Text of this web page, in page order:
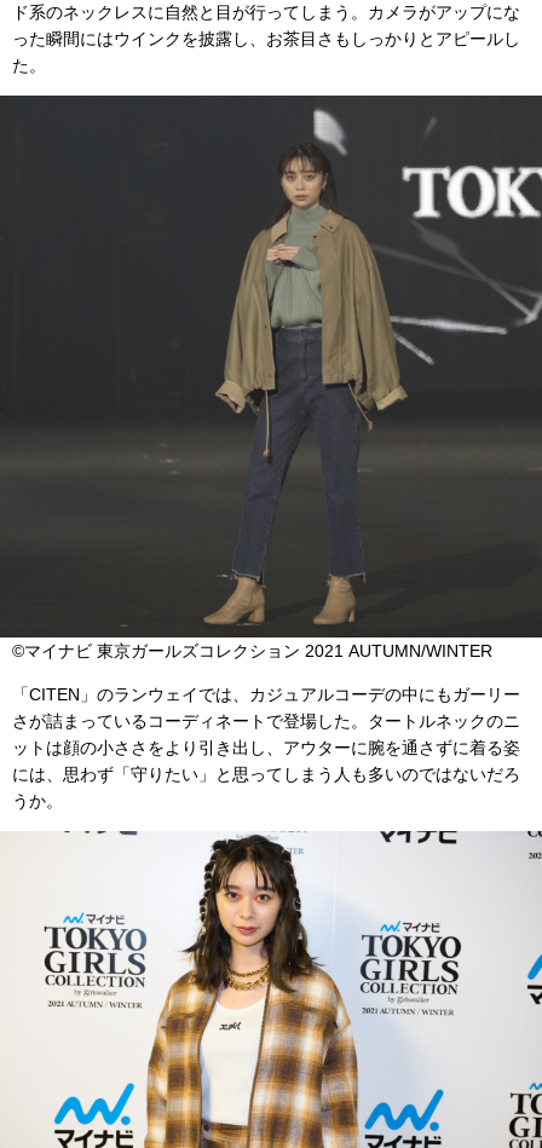
ド系のネックレスに自然と目が行ってしまう。カメラがアップにな
った瞬間にはウインクを披露し、お茶目さもしっかりとアピールし
た。
©マイナビ 東京ガールズコレクション 2021 AUTUMN/WINTER
「CITEN」のランウェイでは、カジュアルコーデの中にもガーリー
さが詰まっているコーディネートで登場した。タートルネックのニ
ットは顔の小ささをより引き出し、アウターに腕を通さずに着る姿
には、思わず「守りたい」と思ってしまう人も多いのではないだろ
うか。